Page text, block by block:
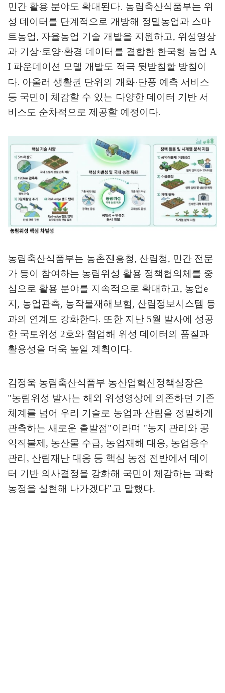
민간 활용 분야도 확대된다. 농림축산식품부는 위
성 데이터를 단계적으로 개방해 정밀농업과 스마
트농업, 자율농업 기술 개발을 지원하고, 위성영상
과 기상·토양·환경 데이터를 결합한 한국형 농업 A
I 파운데이션 모델 개발도 적극 뒷받침할 방침이
다. 아울러 생활권 단위의 개화·단풍 예측 서비스
등 국민이 체감할 수 있는 다양한 데이터 기반 서
비스도 순차적으로 제공할 예정이다.
농림축산식품부는 농촌진흥청, 산림청, 민간 전문
가 등이 참여하는 농림위성 활용 정책협의체를 중
심으로 활용 분야를 지속적으로 확대하고, 농업e
지, 농업관측, 농작물재해보험, 산림정보시스템 등
과의 연계도 강화한다. 또한 지난 5월 발사에 성공
한 국토위성 2호와 협업해 위성 데이터의 품질과
활용성을 더욱 높일 계획이다.
김정욱 농림축산식품부 농산업혁신정책실장은
"농림위성 발사는 해외 위성영상에 의존하던 기존
체계를 넘어 우리 기술로 농업과 산림을 정밀하게
관측하는 새로운 출발점"이라며 "농지 관리와 공
익직불제, 농산물 수급, 농업재해 대응, 농업용수
관리, 산림재난 대응 등 핵심 농정 전반에서 데이
터 기반 의사결정을 강화해 국민이 체감하는 과학
농정을 실현해 나가겠다"고 말했다.